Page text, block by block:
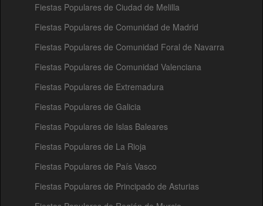
Fiestas Populares de Ciudad de Melilla
Fiestas Populares de Comunidad de Madrid
Fiestas Populares de Comunidad Foral de Navarra
Fiestas Populares de Comunidad Valenciana
Fiestas Populares de Extremadura
Fiestas Populares de Galicia
Fiestas Populares de Islas Baleares
Fiestas Populares de La Rioja
Fiestas Populares de País Vasco
Fiestas Populares de Principado de Asturias